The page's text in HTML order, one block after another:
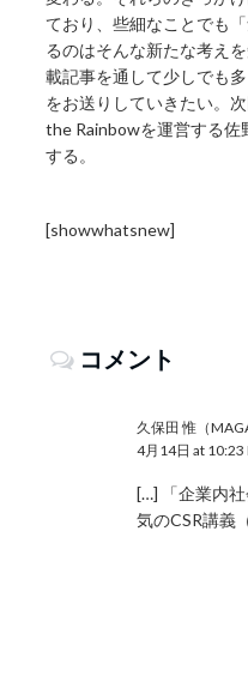
ており、些細なことでも
るのはそんな新たな考え
載記事を通して少しでも
をお送りしていきたい。
the Rainbowを運営する佐
する。
[showwhatsnew]
コメント
久保田 惟（
4月14日 at 10:23
[…] 「企業内
気のCSR講義